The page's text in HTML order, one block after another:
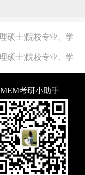
硕士)院校专业、学
硕士)院校专业、学
MEM考研小助手